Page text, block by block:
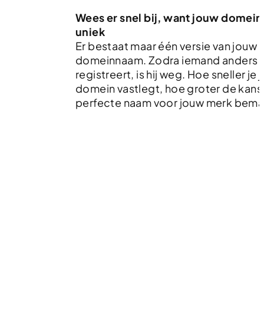
Wees er snel bij, want jouw
uniek
Er bestaat maar één versie van jouw
domeinnaam. Zodra iemand anders
registreert, is hij weg. Hoe sneller je
domein vastlegt, hoe groter de
perfecte naam voor jouw merk